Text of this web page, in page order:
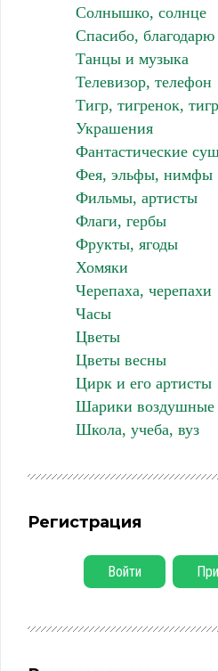
Солнышко, солнце
Спасибо, благодарю
Танцы и музыка
Телевизор, телефон
Тигр, тигренок,
Украшения
Фантастические
Фея, эльфы, нимфы
Фильмы, артисты
Флаги, гербы
Фрукты, ягоды
Хомяки
Черепаха, черепахи
Часы
Цветы
Цветы весны
Цирк и его артисты
Шарики воздушные
Школа, учеба, вуз
Регистрация
Войти